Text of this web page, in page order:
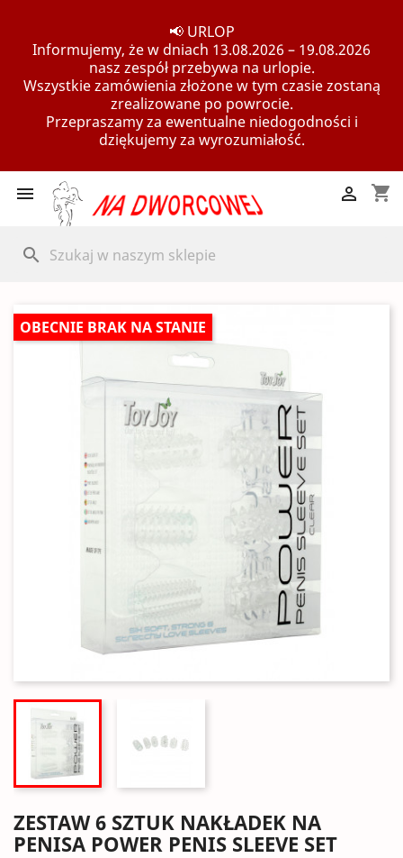
📢 URLOP
Informujemy, że w dniach 13.08.2026 – 19.08.2026
nasz zespół przebywa na urlopie.
Wszystkie zamówienia złożone w tym czasie zostaną
zrealizowane po powrocie.
Przepraszamy za ewentualne niedogodności i
dziękujemy za wyrozumiałość.
 shopping_cart

search
OBECNIE BRAK NA STANIE
ZESTAW 6 SZTUK NAKŁADEK NA
PENISA POWER PENIS SLEEVE SET